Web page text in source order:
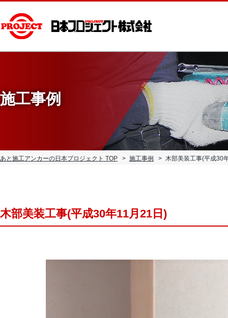
施工事例
あと施工アンカーの日本プロジェクト TOP 施工事例 木部美装工事(平成30
木部美装工事(平成30年11月21日)